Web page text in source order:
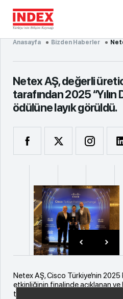
Anasayfa Bizden Haberler
Netex AŞ, değerli
tarafından 2025
ödülüne layık görüldü.
Netex AŞ, Cisco Türkiye’nin
etkinliğinin finalinde açıklanan
tek ödül olan “Yılın Distribütörü”